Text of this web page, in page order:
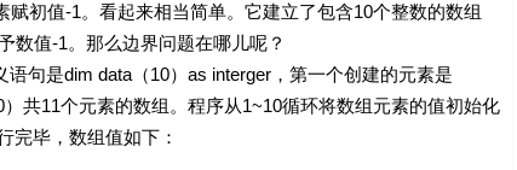
值-1。看起来相当简单。它建立了包含10个整数的数组
数值-1。那么边界问题在哪儿呢？
是dim data（10）as interger，第一个创建的元素是
共11个元素的数组。程序从1~10循环将数组元素的值初始化
完毕，数组值如下：